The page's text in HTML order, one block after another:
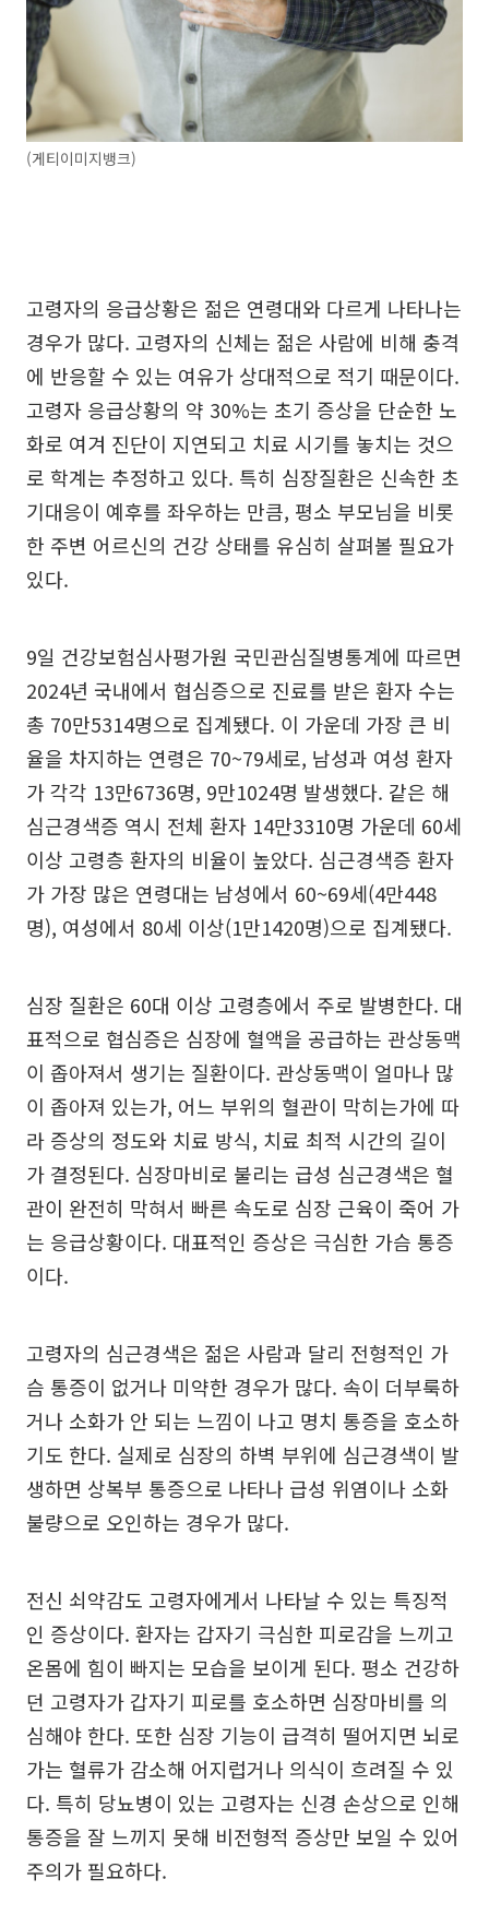
(게티이미지뱅크)
고령자의 응급상황은 젊은 연령대와 다르게 나타나는
경우가 많다. 고령자의 신체는 젊은 사람에 비해 충격
에 반응할 수 있는 여유가 상대적으로 적기 때문이다.
고령자 응급상황의 약 30%는 초기 증상을 단순한 노
화로 여겨 진단이 지연되고 치료 시기를 놓치는 것으
로 학계는 추정하고 있다. 특히 심장질환은 신속한 초
기대응이 예후를 좌우하는 만큼, 평소 부모님을 비롯
한 주변 어르신의 건강 상태를 유심히 살펴볼 필요가
있다.
9일 건강보험심사평가원 국민관심질병통계에 따르면
2024년 국내에서 협심증으로 진료를 받은 환자 수는
총 70만5314명으로 집계됐다. 이 가운데 가장 큰 비
율을 차지하는 연령은 70~79세로, 남성과 여성 환자
가 각각 13만6736명, 9만1024명 발생했다. 같은 해
심근경색증 역시 전체 환자 14만3310명 가운데 60세
이상 고령층 환자의 비율이 높았다. 심근경색증 환자
가 가장 많은 연령대는 남성에서 60~69세(4만448
명), 여성에서 80세 이상(1만1420명)으로 집계됐다.
심장 질환은 60대 이상 고령층에서 주로 발병한다. 대
표적으로 협심증은 심장에 혈액을 공급하는 관상동맥
이 좁아져서 생기는 질환이다. 관상동맥이 얼마나 많
이 좁아져 있는가, 어느 부위의 혈관이 막히는가에 따
라 증상의 정도와 치료 방식, 치료 최적 시간의 길이
가 결정된다. 심장마비로 불리는 급성 심근경색은 혈
관이 완전히 막혀서 빠른 속도로 심장 근육이 죽어 가
는 응급상황이다. 대표적인 증상은 극심한 가슴 통증
이다.
고령자의 심근경색은 젊은 사람과 달리 전형적인 가
슴 통증이 없거나 미약한 경우가 많다. 속이 더부룩하
거나 소화가 안 되는 느낌이 나고 명치 통증을 호소하
기도 한다. 실제로 심장의 하벽 부위에 심근경색이 발
생하면 상복부 통증으로 나타나 급성 위염이나 소화
불량으로 오인하는 경우가 많다.
전신 쇠약감도 고령자에게서 나타날 수 있는 특징적
인 증상이다. 환자는 갑자기 극심한 피로감을 느끼고
온몸에 힘이 빠지는 모습을 보이게 된다. 평소 건강하
던 고령자가 갑자기 피로를 호소하면 심장마비를 의
심해야 한다. 또한 심장 기능이 급격히 떨어지면 뇌로
가는 혈류가 감소해 어지럽거나 의식이 흐려질 수 있
다. 특히 당뇨병이 있는 고령자는 신경 손상으로 인해
통증을 잘 느끼지 못해 비전형적 증상만 보일 수 있어
주의가 필요하다.